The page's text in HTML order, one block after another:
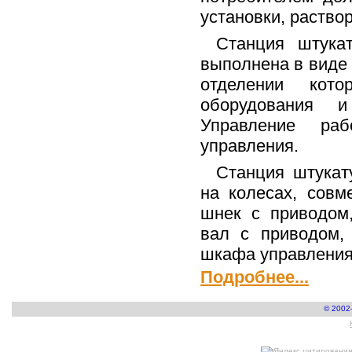
установки,
Станция
выполнена в
отделении
оборудования
Управление
управления.
Станция
на колесах,
шнек с
вал с приводом,
шкафа
Подробнее...
©